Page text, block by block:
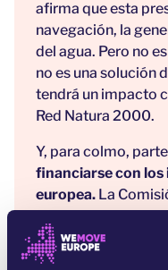
afirma que esta
navegación, la
del agua. Pero no
no es una solución
tendrá un impacto
Red Natura 2000.
Y, para colmo,
financiarse con los
europea. La
megaproyectos de
transfronterizo, ¡y
desgracia, muy